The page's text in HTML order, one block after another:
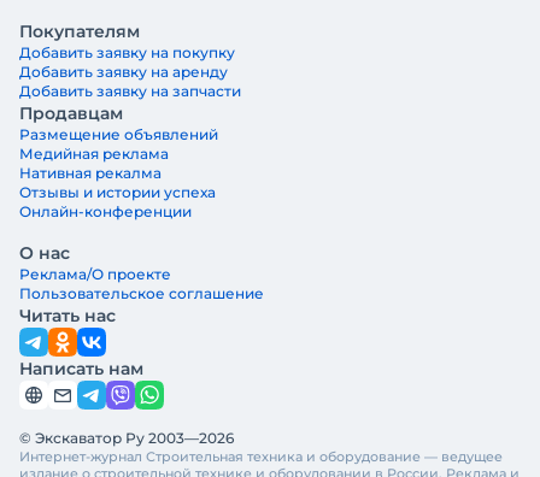
Покупателям
Добавить заявку на покупку
Добавить заявку на аренду
Добавить заявку на запчасти
Продавцам
Размещение объявлений
Медийная реклама
Нативная рекалма
Отзывы и истории успеха
Онлайн-конференции
О нас
Реклама/О проекте
Пользовательское соглашение
Читать нас
Написать нам
© Экскаватор Ру 2003—2026
Интернет-журнал Строительная техника и оборудование — ведущее
издание о строительной технике и оборудовании в России. Реклама и